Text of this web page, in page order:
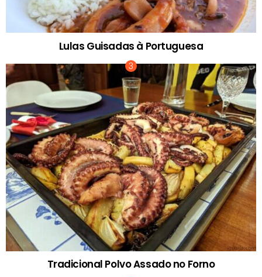
Lulas Guisadas à Portuguesa
Tradicional Polvo Assado no Forno